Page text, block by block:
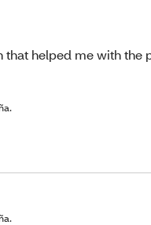
helped me with the